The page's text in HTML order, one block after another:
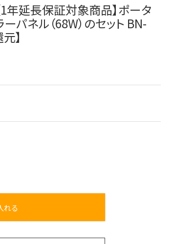
年延長保証対象商品】ポータ
パネル（68W）のセット BN-
】
れる